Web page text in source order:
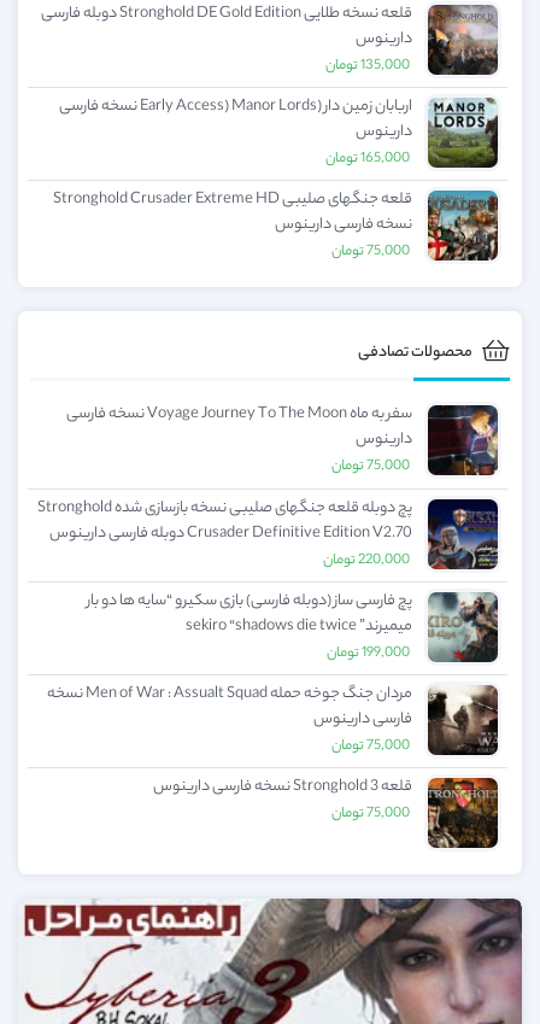
قلعه نسخه طلایی Stronghold DE Gold Edition دوبله فارسی
دارینوس
135,000تومان
اربابان زمین دار (Early Access) Manor Lords نسخه فارسی
دارینوس
165,000تومان
قلعه جنگهای صلیبی Stronghold Crusader Extreme HD
نسخه فارسی دارینوس
75,000تومان
محصولات تصادفی
سفر به ماه Voyage Journey To The Moon نسخه فارسی
دارینوس
75,000تومان
پچ دوبله قلعه جنگهای صلیبی نسخه بازسازی شده Stronghold
Crusader Definitive Edition V2.70 دوبله فارسی دارینوس
220,000تومان
پچ فارسی ساز (دوبله فارسی) بازی سکیرو “سایه ها دو بار
میمیرند” sekiro “shadows die twice
199,000تومان
مردان جنگ جوخه حمله Men of War : Assualt Squad نسخه
فارسی دارینوس
75,000تومان
قلعه Stronghold 3 نسخه فارسی دارینوس
75,000تومان